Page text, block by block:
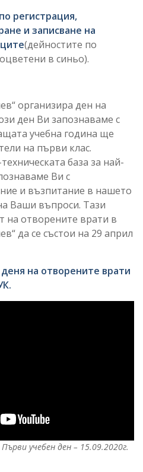
регистрация,
и записване на
(дейностите по
в синьо).
организира ден на
ден Ви запознаваме с
учебна година ще
на първи клас.
база за най-
Ви с
и възпитание в нашето
Ваши въпроси. Тази
на отворените врати в
да се състои на 29 април
на отворените врати
учебен ден – 15.09.2020г.